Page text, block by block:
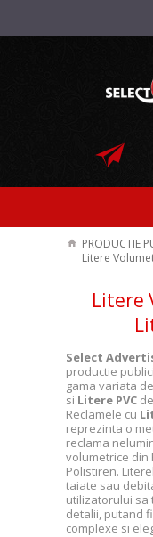
PRODUCTIE
Litere
Litere
Select
productie
gama variata de
si Litere PVC
Reclamele cu
reprezinta o
reclama
volumetrice din
Polistiren.
taiate sau
utilizatorului sa
detalii, putand
complexe si